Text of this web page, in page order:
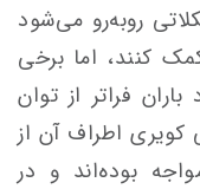
روبه‌رو می‌شود
کنند، اما برخی
فراتر از توان
اطراف آن از
بوده‌اند و در